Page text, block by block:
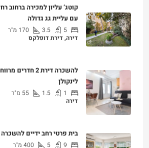
עם עליית גג גדולה
5
3.5
170
דירה, דירת דופלקס
₪5,280,000
לינקולן
1
דירה
₪7,200
9
5
400 מ"ר
וילה - בית פרטי